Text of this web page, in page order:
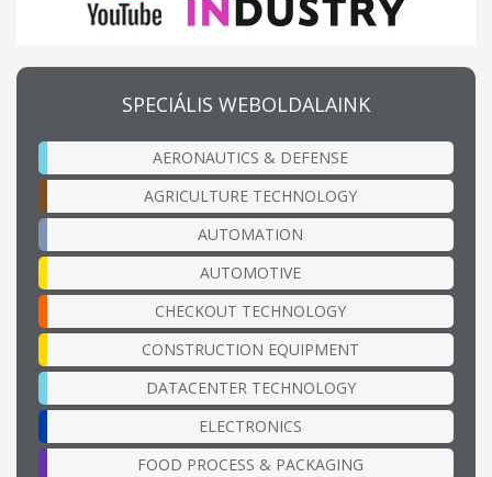
SPECIÁLIS WEBOLDALAINK
AERONAUTICS & DEFENSE
AGRICULTURE TECHNOLOGY
AUTOMATION
AUTOMOTIVE
CHECKOUT TECHNOLOGY
CONSTRUCTION EQUIPMENT
DATACENTER TECHNOLOGY
ELECTRONICS
FOOD PROCESS & PACKAGING